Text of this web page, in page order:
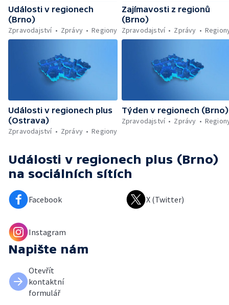
Události v regionech
(Brno)
Zpravodajství
Zprávy Regiony
Zajímavosti z regionů
(Brno)
Zpravodajství
Zprávy
Události v regionech plus
(Ostrava)
Zpravodajství
Zprávy Regiony
Týden v regionech (Brno)
Zpravodajství
Zprávy
Události v regionech plus (Brno)
na sociálních sítích
Facebook X (Twitter)
Instagram
Napište nám
Otevřít
kontaktní
formulář